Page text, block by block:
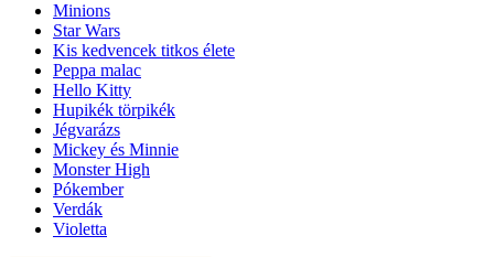
Minions
Star Wars
Kis kedvencek titkos élete
Peppa malac
Hello Kitty
Hupikék törpikék
Jégvarázs
Mickey és Minnie
Monster High
Pókember
Verdák
Violetta